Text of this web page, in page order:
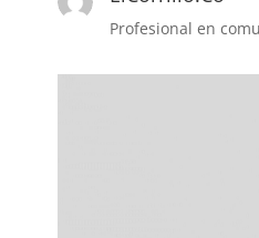
Profesional en